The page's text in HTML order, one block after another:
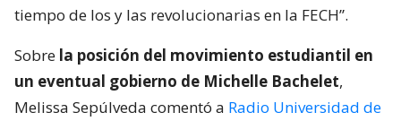
tiempo de los y las revolucionarias en la FECH”.
Sobre la posición del movimiento estudiantil en
un eventual gobierno de Michelle Bachelet,
Melissa Sepúlveda comentó a Radio Universidad de